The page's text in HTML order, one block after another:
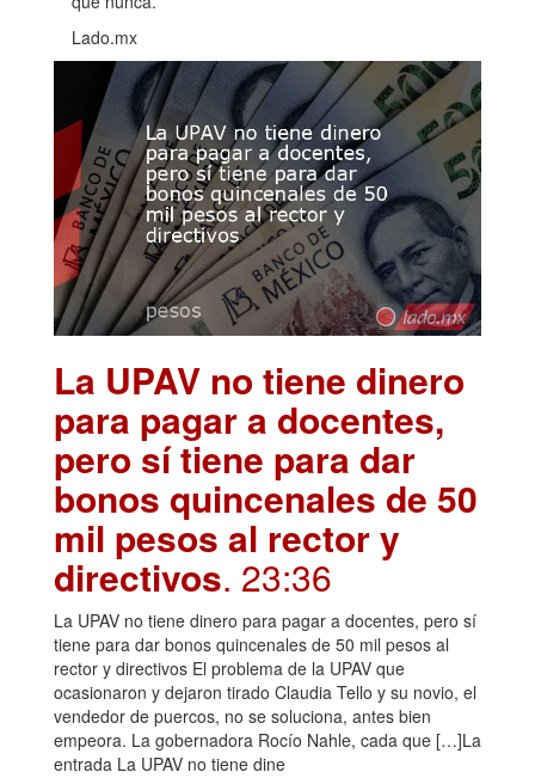
Lado.mx
La UPAV no tiene dinero
para pagar a docentes,
pero sí tiene para dar
bonos quincenales de 50
mil pesos al rector y
directivos. 23:36
La UPAV no tiene dinero para pagar a docentes, pero sí
tiene para dar bonos quincenales de 50 mil pesos al
rector y directivos El problema de la UPAV que
ocasionaron y dejaron tirado Claudia Tello y su novio, el
vendedor de puercos, no se soluciona, antes bien
empeora. La gobernadora Rocío Nahle, cada que […]La
entrada La UPAV no tiene dine